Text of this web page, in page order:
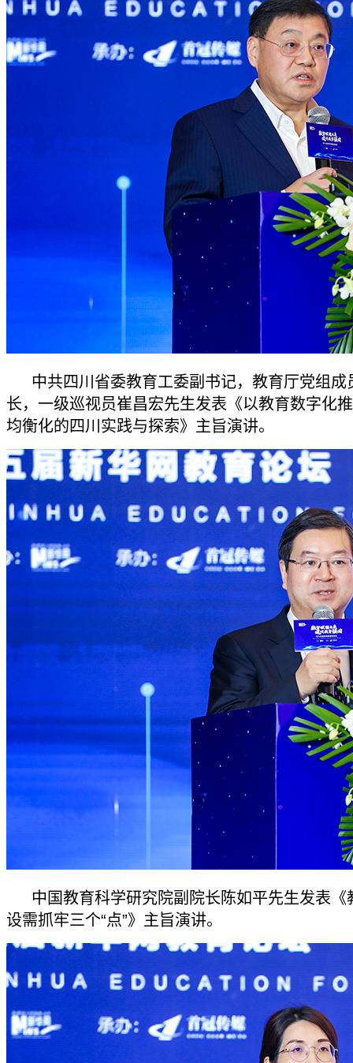
中共四川省委教育工委副书记，教育厅党组成
长，一级巡视员崔昌宏先生发表《以教育数字化
均衡化的四川实践与探索》主旨演讲。
中国教育科学研究院副院长陈如平先生发表《
设需抓牢三个“点”》主旨演讲。